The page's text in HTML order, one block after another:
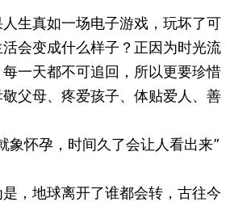
生真如一场电子游戏，玩坏了可
会变成什么样子？正因为时光流
一天都不可追回，所以更要珍惜
父母、疼爱孩子、体贴爱人、善
象怀孕，时间久了会让人看出来”
是，地球离开了谁都会转，古往今